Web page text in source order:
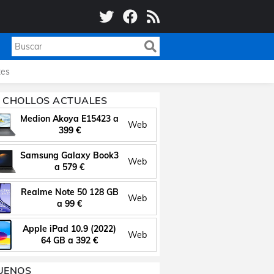
CHOLLOS ACTUALES
Medion Akoya E15423 a
399 €
Web
Samsung Galaxy Book3
a 579 €
Web
Realme Note 50 128 GB
a 99 €
Web
Apple iPad 10.9 (2022)
64 GB a 392 €
Web